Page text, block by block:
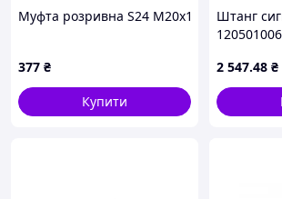
Муфта розривна S24 М20х1,5 (Jubana)
377 ₴
Купити
Штанг
2 547.48 ₴